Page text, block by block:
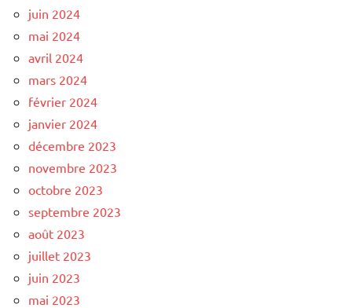
juin 2024
mai 2024
avril 2024
mars 2024
février 2024
janvier 2024
décembre 2023
novembre 2023
octobre 2023
septembre 2023
août 2023
juillet 2023
juin 2023
mai 2023